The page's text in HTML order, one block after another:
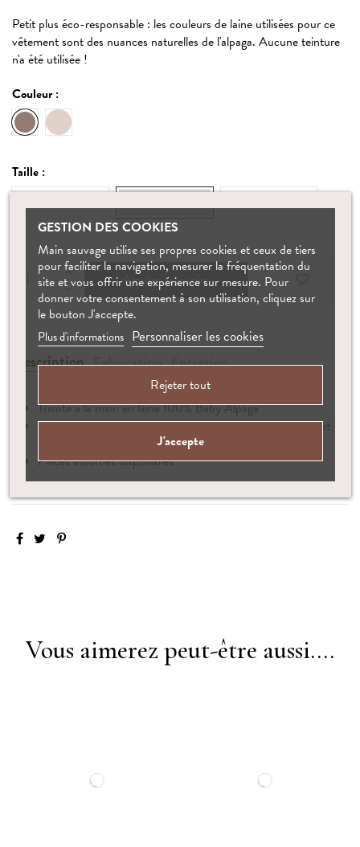
Petit plus éco-responsable : les couleurs de laine utilisées pour ce
vêtement sont des nuances naturelles de l'alpaga. Aucune teinture
n'a été utilisée !
Couleur :
Oat Ecru
Taille :
Ajouter au panier
Description Fabrication Entretien
Tricoté à la main en laine 100% Baby Alpaga
Matière naturellement hypoallergénique, antibactérienne et
Pièces assorties disponibles
Vous aimerez peut-être aussi....
GESTION DES COOKIES
Main sauvage utilise ses propres cookies et ceux de tiers
pour faciliter la navigation, mesurer la fréquentation du
site et vous offrir une expérience sur mesure. Pour
donner votre consentement à son utilisation, cliquez sur
le bouton J'accepte.
Plus d'informations Personnaliser les cookies
Rejeter tout
J'accepte